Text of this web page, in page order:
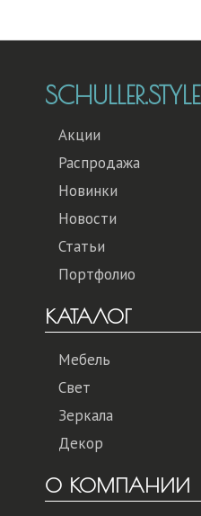
SCHULLER.STYLE
Акции
Распродажа
Новинки
Новости
Статьи
Портфолио
КАТАЛОГ
Мебель
Свет
Зеркала
Декор
О КОМПАНИИ